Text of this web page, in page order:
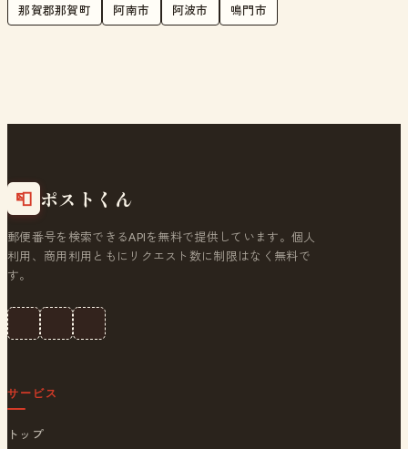
那賀郡那賀町 阿南市 阿波市 鳴門市
📮 ポストくん
郵便番号を検索できるAPIを無料で提供しています。個人
利用、商用利用ともにリクエスト数に制限はなく無料で
す。
サービス
トップ